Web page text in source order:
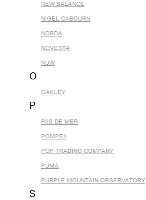
NEW BALANCE
NIGEL CABOURN
NORDA
NOVESTA
NUW
O
OAKLEY
P
PAS DE MER
POMPEII
POP TRADING COMPANY
PUMA
PURPLE MOUNTAIN OBSERVATORY
S